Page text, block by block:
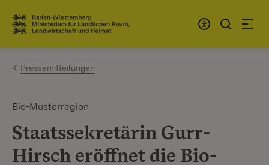
Zum Inhalt springen
Link zur Startseite
Pressemitteilungen
Bio-Musterregion
Staatssekretärin Gurr-
Hirsch eröffnet die Bio-